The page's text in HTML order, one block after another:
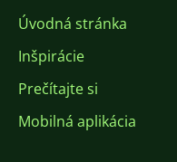
Úvodná stránka
Inšpirácie
Prečítajte si
Mobilná aplikácia